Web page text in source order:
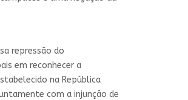
repressão do
em reconhecer a
na República
com a injunção de